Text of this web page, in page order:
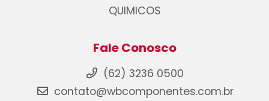
QUIMICOS
Fale Conosco
(62) 3236 0500
contato@wbcomponentes.com.br